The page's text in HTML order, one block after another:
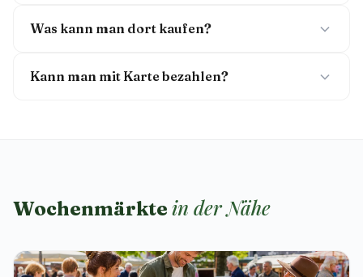
Was kann man dort kaufen?
Kann man mit Karte bezahlen?
Wochenmärkte in der Nähe